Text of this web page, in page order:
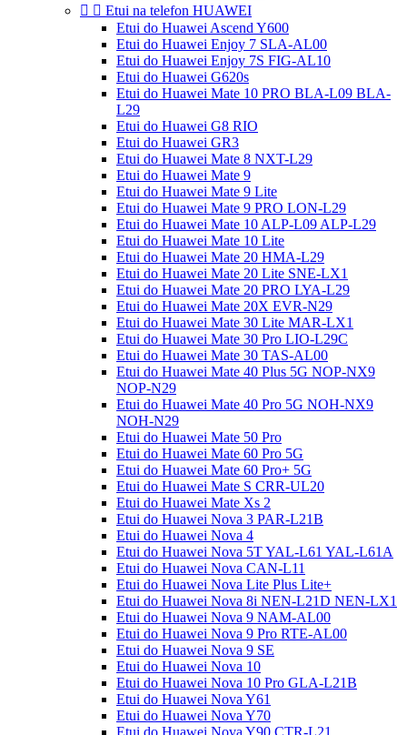
  Etui na telefon HUAWEI
Etui do Huawei Ascend Y600
Etui do Huawei Enjoy 7 SLA-AL00
Etui do Huawei Enjoy 7S FIG-AL10
Etui do Huawei G620s
Etui do Huawei Mate 10 PRO BLA-L09 BLA-
L29
Etui do Huawei G8 RIO
Etui do Huawei GR3
Etui do Huawei Mate 8 NXT-L29
Etui do Huawei Mate 9
Etui do Huawei Mate 9 Lite
Etui do Huawei Mate 9 PRO LON-L29
Etui do Huawei Mate 10 ALP-L09 ALP-L29
Etui do Huawei Mate 10 Lite
Etui do Huawei Mate 20 HMA-L29
Etui do Huawei Mate 20 Lite SNE-LX1
Etui do Huawei Mate 20 PRO LYA-L29
Etui do Huawei Mate 20X EVR-N29
Etui do Huawei Mate 30 Lite MAR-LX1
Etui do Huawei Mate 30 Pro LIO-L29C
Etui do Huawei Mate 30 TAS-AL00
Etui do Huawei Mate 40 Plus 5G NOP-NX9
NOP-N29
Etui do Huawei Mate 40 Pro 5G NOH-NX9
NOH-N29
Etui do Huawei Mate 50 Pro
Etui do Huawei Mate 60 Pro 5G
Etui do Huawei Mate 60 Pro+ 5G
Etui do Huawei Mate S CRR-UL20
Etui do Huawei Mate Xs 2
Etui do Huawei Nova 3 PAR-L21B
Etui do Huawei Nova 4
Etui do Huawei Nova 5T YAL-L61 YAL-L61A
Etui do Huawei Nova CAN-L11
Etui do Huawei Nova Lite Plus Lite+
Etui do Huawei Nova 8i NEN-L21D NEN-LX1
Etui do Huawei Nova 9 NAM-AL00
Etui do Huawei Nova 9 Pro RTE-AL00
Etui do Huawei Nova 9 SE
Etui do Huawei Nova 10
Etui do Huawei Nova 10 Pro GLA-L21B
Etui do Huawei Nova Y61
Etui do Huawei Nova Y70
Etui do Huawei Nova Y90 CTR-L21